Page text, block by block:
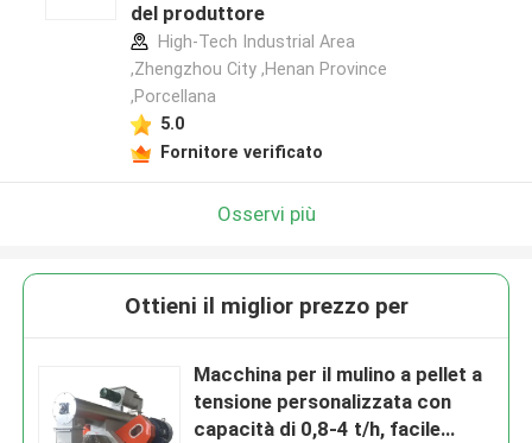
del produttore
High-Tech Industrial Area
,Zhengzhou City ,Henan Province
,Porcellana
5.0
Fornitore verificato
Osservi più
Ottieni il miglior prezzo per
Macchina per il mulino a pellet a
tensione personalizzata con
capacità di 0,8-4 t/h, facile